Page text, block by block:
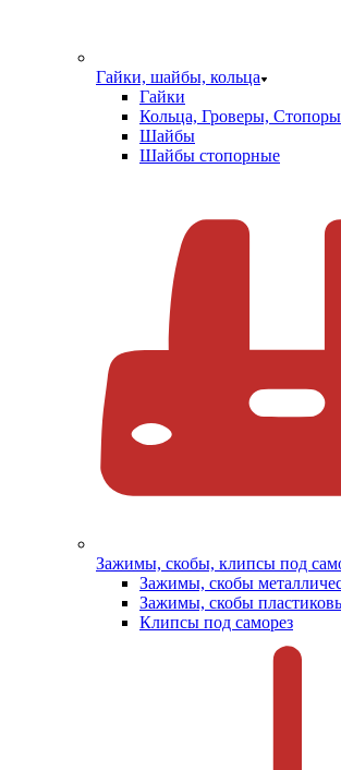
Гайки, шайбы, кольца
Гайки
Кольца, Гроверы, Стопоры
Шайбы
Шайбы стопорные
Зажимы, скобы, клипсы под
Зажимы, скобы
Зажимы, скобы
Клипсы под саморез